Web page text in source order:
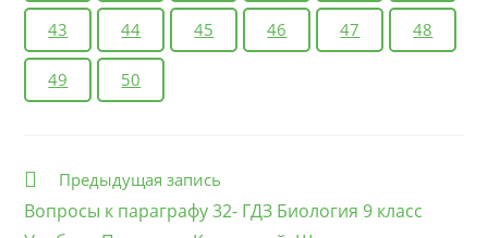
3) Какие особенности строения этих растений
уменьшают потери влаги через испарение?
4) Какие черты изучаемых растений уменьшают риск
перегрева?
растений к обитанию в условиях засухи.Вопросы
1. Как в процессе эволюции формируются адаптации?
43 44 45 46 47 48
49 50
Еще
Предыдущая запись
Вопросы к параграфу 32- ГДЗ Биология 9 класс